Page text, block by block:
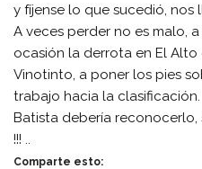
y fíjense lo que sucedió, nos
A veces perder no es malo,
ocasión la derrota en El
Vinotinto, a poner los pies
trabajo hacia la clasificación.
Batista debería reconocerlo,
!!! ..
Comparte esto: